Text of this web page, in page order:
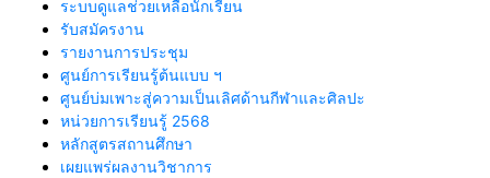
ระบบดูแลช่วยเหลือนักเรียน
รับสมัครงาน
รายงานการประชุม
ศูนย์การเรียนรู้ต้นแบบ ฯ
ศูนย์บ่มเพาะสู่ความเป็นเลิศด้านกีฬาและศิลปะ
หน่วยการเรียนรู้ 2568
หลักสูตรสถานศึกษา
เผยแพร่ผลงานวิชาการ